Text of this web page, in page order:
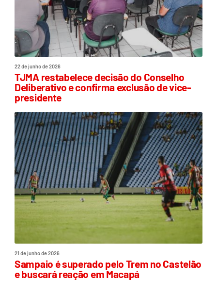
22 de junho de 2026
TJMA restabelece decisão do Conselho
Deliberativo e confirma exclusão de vice-
presidente
21 de junho de 2026
Sampaio é superado pelo Trem no Castelão
e buscará reação em Macapá